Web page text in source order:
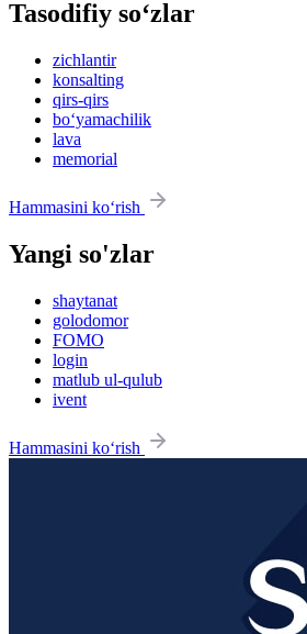
Tasodifiy so‘zlar
zichlantir
konsalting
qirs-qirs
bo‘yamachilik
lava
memorial
Hammasini ko‘rish
Yangi so'zlar
shaytanat
golodomor
FOMO
login
matlub ul-qulub
ivent
Hammasini ko‘rish